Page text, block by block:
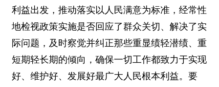
利益出发，推动落实以人民满意为标准，经常性
地检视政策实施是否回应了群众关切、解决了实
际问题，及时察觉并纠正那些重显绩轻潜绩、重
短期轻长期的倾向，确保一切工作都致力于实现
好、维护好、发展好最广大人民根本利益。要